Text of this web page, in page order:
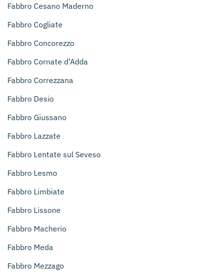
Fabbro Cesano Maderno
Fabbro Cogliate
Fabbro Concorezzo
Fabbro Cornate d’Adda
Fabbro Correzzana
Fabbro Desio
Fabbro Giussano
Fabbro Lazzate
Fabbro Lentate sul Seveso
Fabbro Lesmo
Fabbro Limbiate
Fabbro Lissone
Fabbro Macherio
Fabbro Meda
Fabbro Mezzago